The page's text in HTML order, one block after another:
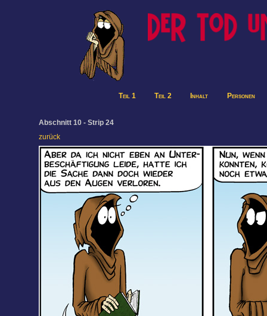
Teil 1 Teil 2 Inhalt Personen
Abschnitt 10 - Strip 24
zurück